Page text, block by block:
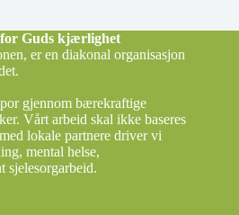
Guds kjærlighet
er en diakonal organisasjon
gjennom bærekraftige
Vårt arbeid skal ikke baseres
lokale partnere driver vi
mental helse,
sjelesorgarbeid.